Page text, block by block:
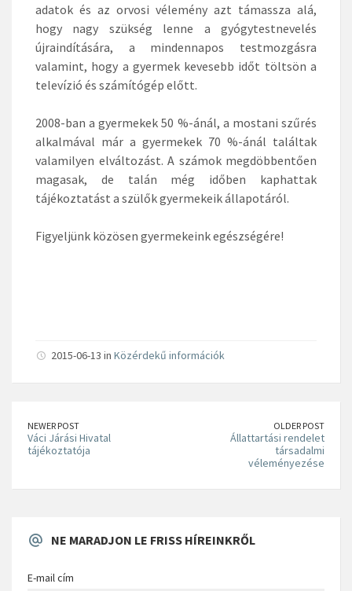
adatok és az orvosi vélemény azt támassza alá,
hogy nagy szükség lenne a gyógytestnevelés
újraindítására, a mindennapos testmozgásra
valamint, hogy a gyermek kevesebb időt töltsön a
televízió és számítógép előtt.
2008-ban a gyermekek 50 %-ánál, a mostani szűrés
alkalmával már a gyermekek 70 %-ánál találtak
valamilyen elváltozást. A számok megdöbbentően
magasak, de talán még időben kaphattak
tájékoztatást a szülők gyermekeik állapotáról.
Figyeljünk közösen gyermekeink egészségére!
2015-06-13 in Közérdekű információk
NEWER POST
Váci Járási Hivatal
tájékoztatója
OLDER POST
Állattartási rendelet
társadalmi
véleményezése
NE MARADJON LE FRISS HÍREINKRŐL
E-mail cím